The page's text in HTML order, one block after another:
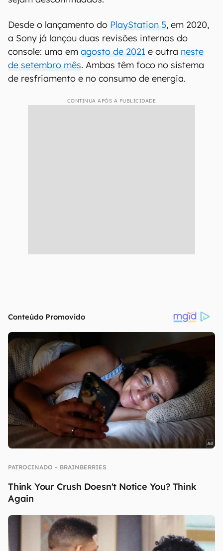
Desde o lançamento do PlayStation 5, em 2020,
a Sony já lançou duas revisões internas do
console: uma em agosto de 2021 e outra neste
de setembro mês. Ambas têm foco no sistema
de resfriamento e no consumo de energia.
CONTINUA APÓS A PUBLICIDADE